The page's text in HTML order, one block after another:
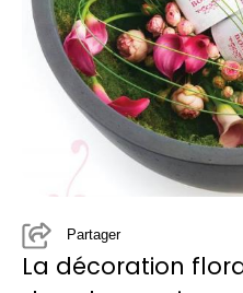
Partager
La décoration